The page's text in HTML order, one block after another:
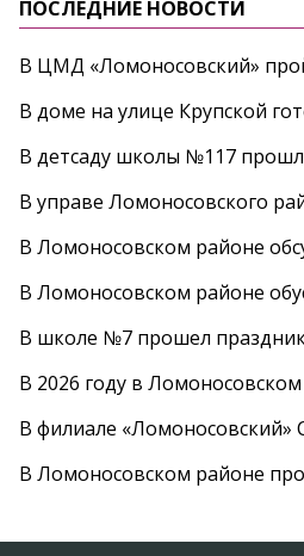
ПОСЛЕДНИЕ НОВОСТИ
В ЦМД «Ломоносовский»
В доме на улице Крупской
В детсаду школы №117
В управе Ломоносовского
В Ломоносовском районе
В Ломоносовском районе
В школе №7 прошел
В 2026 году в
В филиале «Ломоносовский»
В Ломоносовском районе